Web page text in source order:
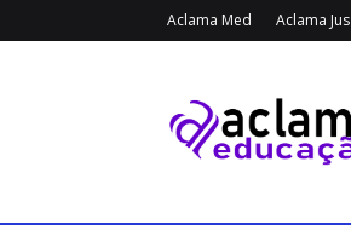
Aclama Med Aclama Jus